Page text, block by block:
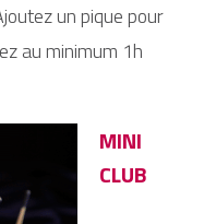
un pique pour
au minimum 1h
MINI
CLUB